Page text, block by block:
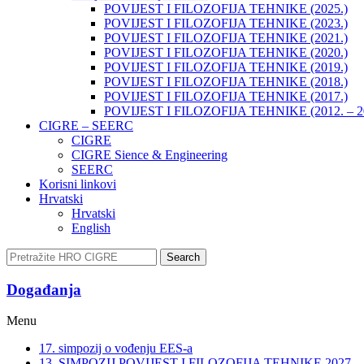
POVIJEST I FILOZOFIJA TEHNIKE (2025.)
POVIJEST I FILOZOFIJA TEHNIKE (2023.)
POVIJEST I FILOZOFIJA TEHNIKE (2021.)
POVIJEST I FILOZOFIJA TEHNIKE (2020.)
POVIJEST I FILOZOFIJA TEHNIKE (2019.)
POVIJEST I FILOZOFIJA TEHNIKE (2018.)
POVIJEST I FILOZOFIJA TEHNIKE (2017.)
POVIJEST I FILOZOFIJA TEHNIKE (2012. –
CIGRE – SEERC
CIGRE
CIGRE Sience & Engineering
SEERC
Korisni linkovi
Hrvatski
Hrvatski
English
Search
Događanja​
Menu
17. simpozij o vođenju EES-a